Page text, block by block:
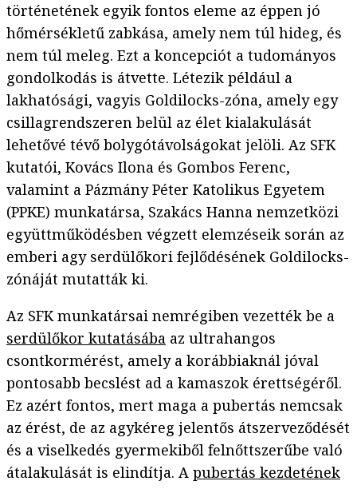
történetének egyik fontos eleme az éppen jó
hőmérsékletű zabkása, amely nem túl hideg, és
nem túl meleg. Ezt a koncepciót a tudományos
gondolkodás is átvette. Létezik például a
lakhatósági, vagyis Goldilocks-zóna, amely egy
csillagrendszeren belül az élet kialakulását
lehetővé tévő bolygótávolságokat jelöli. Az SFK
kutatói, Kovács Ilona és Gombos Ferenc,
valamint a Pázmány Péter Katolikus Egyetem
(PPKE) munkatársa, Szakács Hanna nemzetközi
együttműködésben végzett elemzéseik során az
emberi agy serdülőkori fejlődésének Goldilocks-
zónáját mutatták ki.
Az SFK munkatársai nemrégiben vezették be a
serdülőkor kutatásába az ultrahangos
csontkormérést, amely a korábbiaknál jóval
pontosabb becslést ad a kamaszok érettségéről.
Ez azért fontos, mert maga a pubertás nemcsak
az érést, de az agykéreg jelentős átszerveződését
és a viselkedés gyermekiből felnőttszerűbe való
átalakulását is elindítja. A pubertás kezdetének